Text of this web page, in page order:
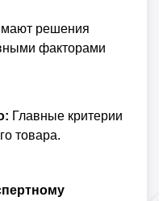
решения
факторами
Главные критерии
товара.